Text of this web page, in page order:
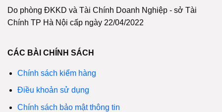
Do phòng ĐKKD và Tài Chính Doanh Nghiệp - sở Tài
Chính TP Hà Nội cấp ngày 22/04/2022
CÁC BÀI CHÍNH SÁCH
Chính sách kiểm hàng
Điều khoản sử dụng
Chính sách bảo mật thông tin